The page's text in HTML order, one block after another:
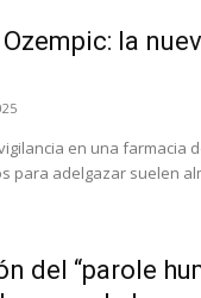
la
en una farmacia
para adelgazar suelen
del “parole